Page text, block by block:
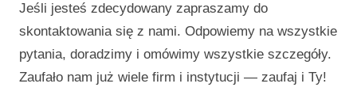
Jeśli jesteś zdecydowany zapraszamy do
skontaktowania się z nami. Odpowiemy na wszystkie
pytania, doradzimy i omówimy wszystkie szczegóły.
Zaufało nam już wiele firm i instytucji — zaufaj i Ty!